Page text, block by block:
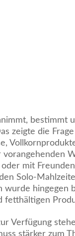
bestimmt
zeigte die
mit
Solo-
wurde hingegen
fetthältigen
Verfügung
stärker zum